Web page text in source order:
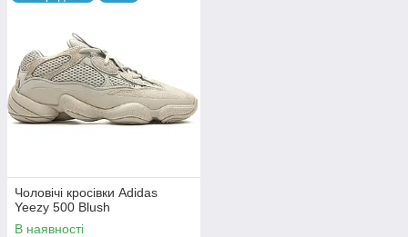
Чоловічі кросівки Adidas
Yeezy 500 Blush
В наявності